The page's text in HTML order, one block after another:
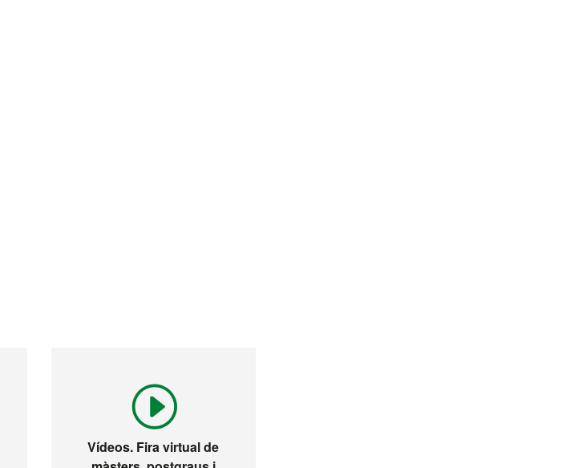
Vídeos. Fira virtual de